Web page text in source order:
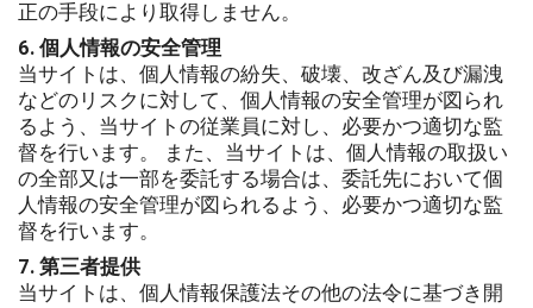
正の手段により取得しません。
6. 個人情報の安全管理
当サイトは、個人情報の紛失、破壊、改ざん及び漏洩
などのリスクに対して、個人情報の安全管理が図られ
るよう、当サイトの従業員に対し、必要かつ適切な監
督を行います。 また、当サイトは、個人情報の取扱い
の全部又は一部を委託する場合は、委託先において個
人情報の安全管理が図られるよう、必要かつ適切な監
督を行います。
7. 第三者提供
当サイトは、個人情報保護法その他の法令に基づき開